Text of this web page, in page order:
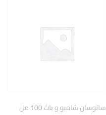
سانوسان شامبو و باث 100 مل